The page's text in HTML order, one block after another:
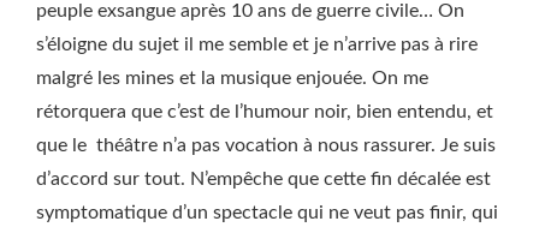
peuple exsangue après 10 ans de guerre civile… On
s’éloigne du sujet il me semble et je n’arrive pas à rire
malgré les mines et la musique enjouée. On me
rétorquera que c’est de l’humour noir, bien entendu, et
que le théâtre n’a pas vocation à nous rassurer. Je suis
d’accord sur tout. N’empêche que cette fin décalée est
symptomatique d’un spectacle qui ne veut pas finir, qui